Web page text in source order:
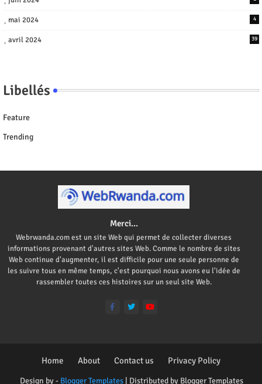
mai 2024 4
avril 2024 39
Libellés
Feature
Trending
Merci...
Webrwanda.com est un site Web qui permet de collecter diverses
informations provenant d'autres sites Web. Comme le nombre de sites
Web continue d'augmenter, il est difficile pour une seule personne de
les suivre tous en même temps, c'est pourquoi nous avons eu l'idée de
rassembler toutes ces histoires sur un seul site Web.
Design by - Blogger Templates| Distributed by Blogger Templates
Home About Contact us Privacy Policy